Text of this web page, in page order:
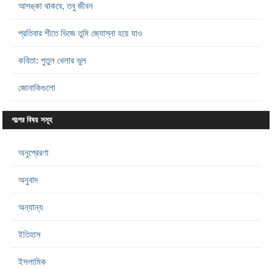
আশঙ্কা থাকবে, তবু জীবন
প্রতিবার শীতে ভিজে তুমি জ্যোস্না হয়ে যাও
কবিতা: পুতুল খেলার ভুল
জোনাকিগুলো
গল্পের বিষয় সমূহ
অনুপ্রেরণা
অনুবাদ
অন্যান্য
ইতিহাস
ইসলামিক